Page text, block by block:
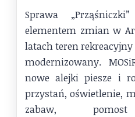
Sprawa
elementem zmian w
latach teren
modernizowany.
nowe alejki piesze i
przystań, oświetlenie,
zabaw,